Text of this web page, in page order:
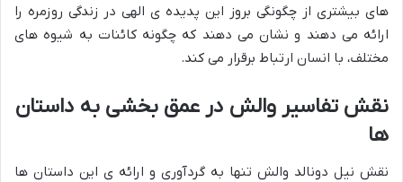
های بیشتری از چگونگی بروز این پدیده ی الهی در زندگی روزمره را
ارائه می دهند و نشان می دهند که چگونه کائنات به شیوه های
مختلف، با انسان ارتباط برقرار می کند.
نقش تفاسیر والش در عمق بخشی به داستان
ها
نقش نیل دونالد والش تنها به گردآوری و ارائه ی این داستان ها